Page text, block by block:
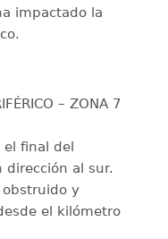
impactado la
– ZONA 7
el final del
dirección al sur.
obstruido y
el kilómetro